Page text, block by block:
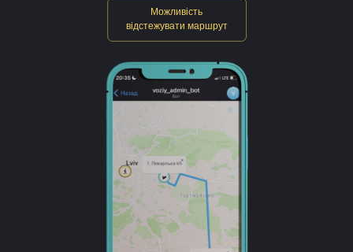
Можливість
відстежувати маршрут